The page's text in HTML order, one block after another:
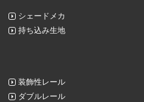
シェードメカ
持ち込み生地
装飾性レール
ダブルレール